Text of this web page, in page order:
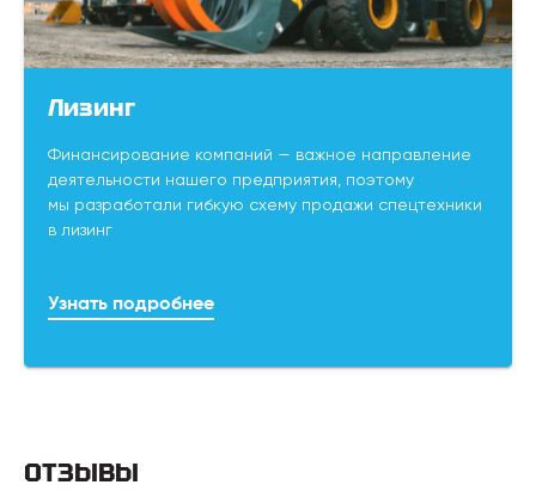
Лизинг
Финансирование компаний — важное направление
деятельности нашего предприятия, поэтому
мы разработали гибкую схему продажи спецтехники
в лизинг
Узнать подробнее
ОТЗЫВЫ